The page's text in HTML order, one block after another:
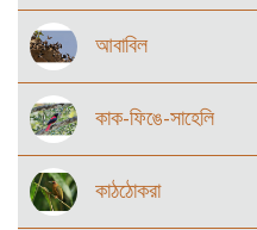
আবাবিল
কাক-ফিঙে-সাহেলি
কাঠঠোকরা